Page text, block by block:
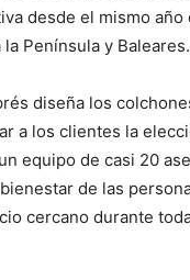
desde el mismo año
Península y Baleares.
diseña los
a los clientes la
equipo de casi 20
de las
cercano durante